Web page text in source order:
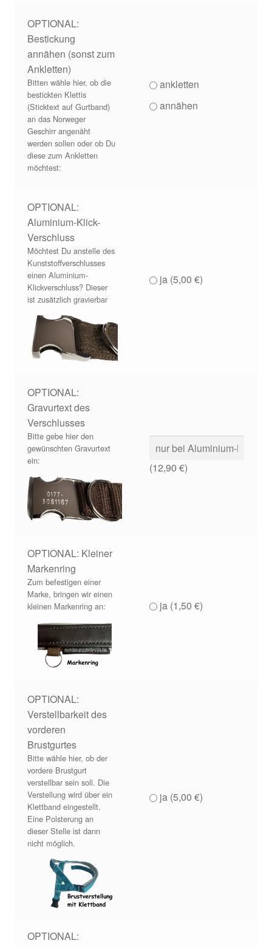
OPTIONAL:
Bestickung
annähen (sonst zum
Ankletten)
Bitten wähle hier, ob die
bestickten Klettis
(Sticktext auf Gurtband)
an das Norweger
Geschirr angenäht
werden sollen oder ob Du
diese zum Ankletten
möchtest:
ankletten
annähen
OPTIONAL:
Aluminium-Klick-
Verschluss
Möchtest Du anstelle des
Kunststoffverschlusses
einen Aluminium-
Klickverschluss? Dieser
ist zusätzlich gravierbar
ja (5,00€)
OPTIONAL:
Gravurtext des
Verschlusses
Bitte gebe hier den
gewünschten Gravurtext
ein:
(12,90€)
OPTIONAL: Kleiner
Markenring
Zum befestigen einer
Marke, bringen wir einen
kleinen Markenring an:
ja (1,50€)
OPTIONAL:
Verstellbarkeit des
vorderen
Brustgurtes
Bitte wähle hier, ob der
vordere Brustgurt
verstellbar sein soll. Die
Verstellung wird über ein
Klettband eingestellt.
Eine Polsterung an
dieser Stelle ist dann
nicht möglich.
ja (5,00€)
OPTIONAL: